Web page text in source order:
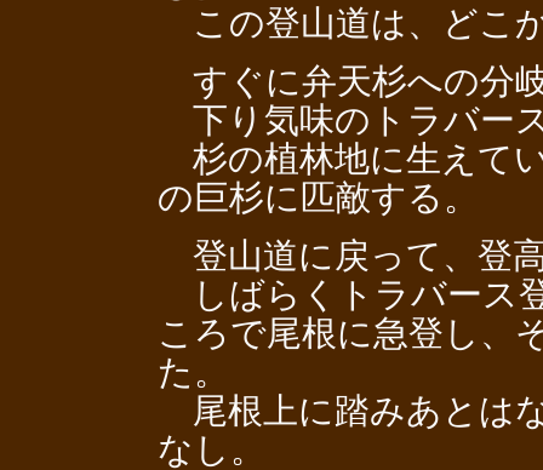
この登山道は、どこ
すぐに弁天杉への分
下り気味のトラバー
杉の植林地に生えて
の巨杉に匹敵する。
登山道に戻って、登
しばらくトラバース
ころで尾根に急登し、
た。
尾根上に踏みあとは
なし。